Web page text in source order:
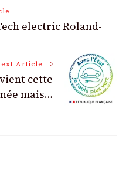
electric Roland-
Article
cette
mais…